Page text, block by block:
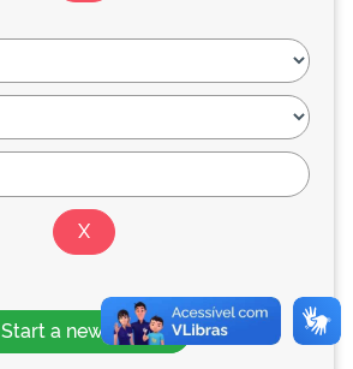
Start a new search